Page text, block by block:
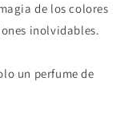
de los colores
inolvidables.
un perfume de